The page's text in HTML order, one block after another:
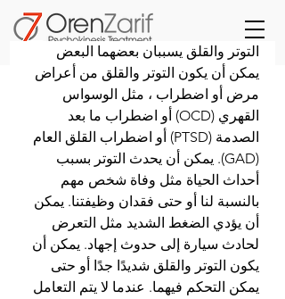
التوتر والقلق يسببان بعضهما البعض
يمكن أن يكون التوتر والقلق من أعراض
مرض أو اضطراب ، مثل الوسواس
القهري (OCD) أو اضطراب ما بعد
الصدمة (PTSD) أو اضطراب القلق العام
(GAD). يمكن أن يحدث التوتر بسبب
أحداث الحياة مثل وفاة شخص مهم
بالنسبة لنا أو حتى فقدان وظيفتنا. يمكن
أن يؤدي الضغط الشديد مثل التعرض
لحادث سيارة إلى حدوث إجهاد. يمكن أن
يكون التوتر والقلق شديدًا جدًا أو حتى
يمكن التحكم فيهما. عندما لا يتم التعامل